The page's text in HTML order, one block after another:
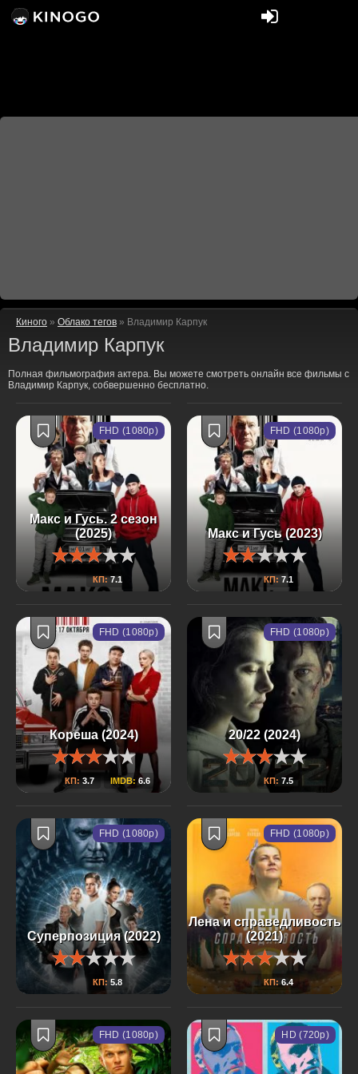
Киного » Облако тегов » Владимир Карпук
Владимир Карпук
Полная фильмография актера. Вы можете смотреть онлайн все фильмы с
Владимир Карпук, собвершенно бесплатно.
Макс и Гусь. 2 сезон
(2025)
КП:7.1
FHD (1080p)
Макс и Гусь (2023)
КП: 7.1
FHD (1080p)
Кореша (2024)
КП: 3.7 IMDB:6.6
FHD (1080p)
20/22 (2024)
КП: 7.5
FHD (1080p)
Суперпозиция (2022)
КП: 5.8
FHD (1080p)
Лена и справедливость
(2021)
КП: 6.4
FHD (1080p)
FHD (1080p) HD (720p)